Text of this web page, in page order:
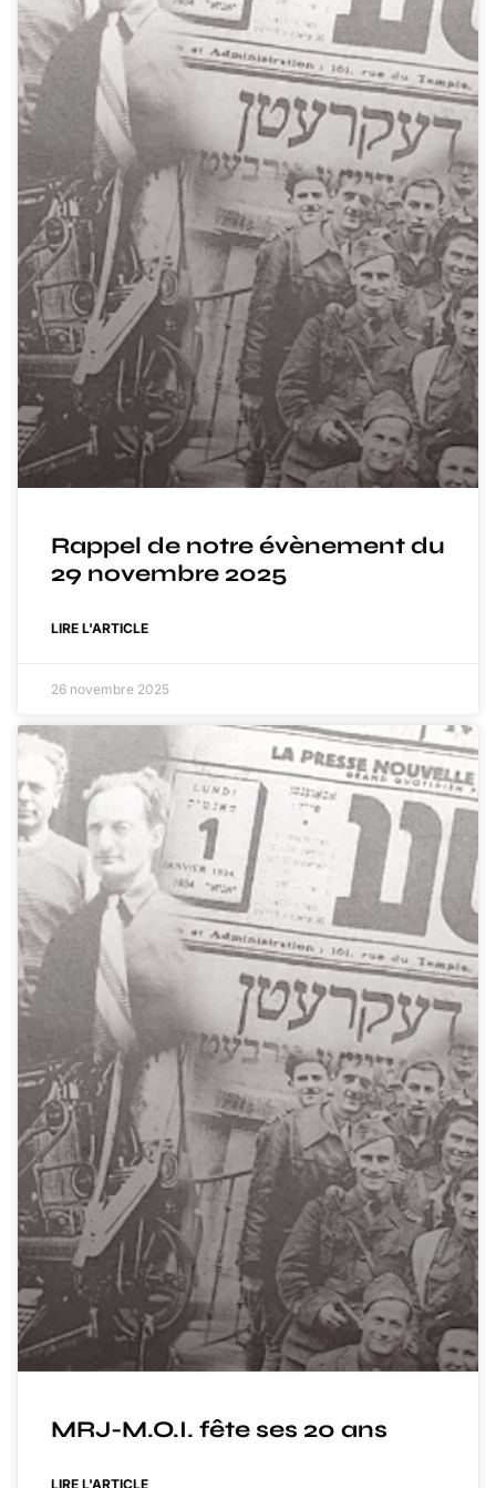
Rappel de notre évènement du
29 novembre 2025
LIRE L'ARTICLE
26 novembre 2025
MRJ-M.O.I. fête ses 20 ans
LIRE L'ARTICLE